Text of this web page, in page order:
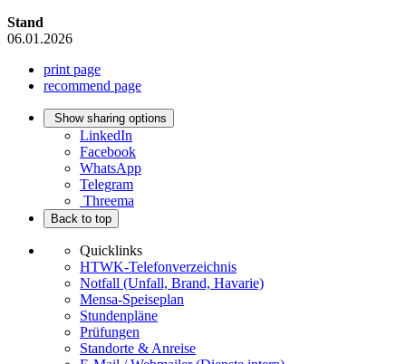
Stand
06.01.2026
print page
recommend page
Show sharing options
LinkedIn
Facebook
WhatsApp
Telegram
Threema
Back to top
Quicklinks
HTWK-Telefonverzeichnis
Notfall (Unfall, Brand, Havarie)
Mensa-Speiseplan
Stundenpläne
Prüfungen
Standorte & Anreise